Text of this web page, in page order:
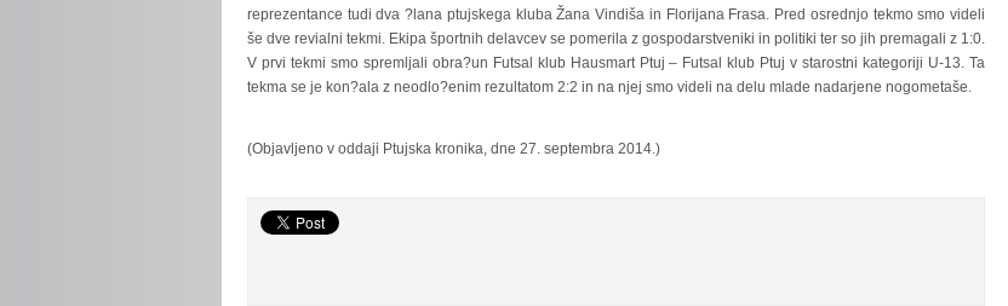
reprezentance tudi dva ?lana ptujskega kluba Žana Vindiša in Florijana Frasa. Pred osrednjo tekmo smo videli
še dve revialni tekmi. Ekipa športnih delavcev se pomerila z gospodarstveniki in politiki ter so jih premagali z 1:0.
V prvi tekmi smo spremljali obra?un Futsal klub Hausmart Ptuj – Futsal klub Ptuj v starostni kategoriji U-13. Ta
tekma se je kon?ala z neodlo?enim rezultatom 2:2 in na njej smo videli na delu mlade nadarjene nogometaše.
(Objavljeno v oddaji Ptujska kronika, dne 27. septembra 2014.)